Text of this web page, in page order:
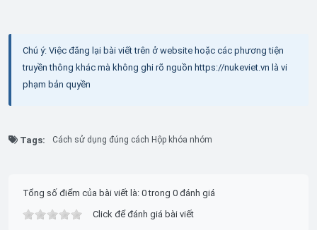
Chú ý: Việc đăng lại bài viết trên ở website hoặc các phương tiện
truyền thông khác mà không ghi rõ nguồn https://nukeviet.vn là vi
phạm bản quyền
Tags: Cách sử dụng đúng cách Hộp khóa nhóm
Tổng số điểm của bài viết là: 0 trong 0 đánh giá
Click để đánh giá bài viết